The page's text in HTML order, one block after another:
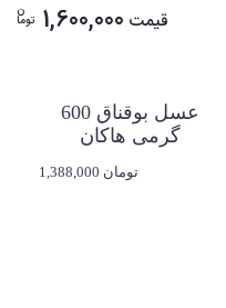
قیمت 1,600,000 توما
ن
عسل بوقناق 600
گرمی هاکان
1,388,000 تومان